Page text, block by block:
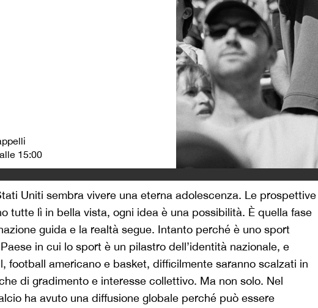
15:00
Uniti sembra vivere una eterna adolescenza. Le prospettive
tutte lì in bella vista, ogni idea è una possibilità. È quella fase
guida e la realtà segue. Intanto perché è uno sport
in cui lo sport è un pilastro dell’identità nazionale, e
football americano e basket, difficilmente saranno scalzati in
di gradimento e interesse collettivo. Ma non solo. Nel
ha avuto una diffusione globale perché può essere